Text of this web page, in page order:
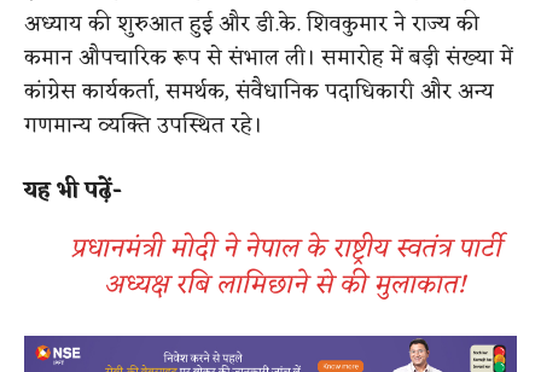
अध्याय की शुरुआत हुई और डी.के. शिवकुमार ने राज्य की
कमान औपचारिक रूप से संभाल ली। समारोह में बड़ी संख्या में
कांग्रेस कार्यकर्ता, समर्थक, संवैधानिक पदाधिकारी और अन्य
गणमान्य व्यक्ति उपस्थित रहे।
यह भी पढ़ें-
प्रधानमंत्री मोदी ने नेपाल के राष्ट्रीय स्वतंत्र पार्टी
अध्यक्ष रबि लामिछाने से की मुलाकात!